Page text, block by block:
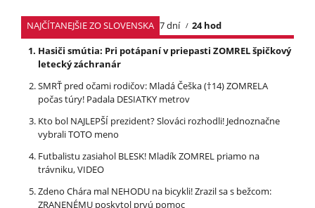
NAJČÍTANEJŠIE ZO SLOVENSKA 7 dní
24 hod
Hasiči smútia: Pri potápaní v priepasti ZOMREL špičkový
letecký záchranár
SMRŤ pred očami rodičov: Mladá Češka (†14) ZOMRELA
počas túry! Padala DESIATKY metrov
Kto bol NAJLEPŠÍ prezident? Slováci rozhodli! Jednoznačne
vybrali TOTO meno
Futbalistu zasiahol BLESK! Mladík ZOMREL priamo na
trávniku, VIDEO
Zdeno Chára mal NEHODU na bicykli! Zrazil sa s bežcom:
ZRANENÉMU poskytol prvú pomoc